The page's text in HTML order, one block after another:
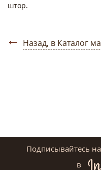
штор.
Назад, в Каталог
Подписывайтесь
в